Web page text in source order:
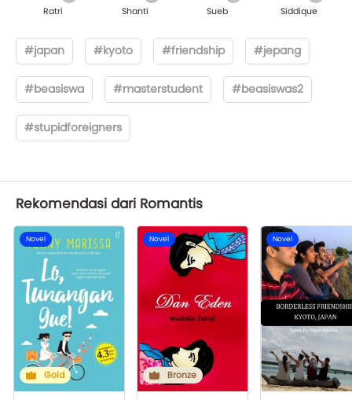
Ratri Shanti Sueb Siddique
#japan #kyoto #friendship #jepang
#beasiswa #masterstudent #beasiswas2
#stupidforeigners
Rekomendasi dari Romantis
Novel
Gold
Novel
Bronze
Novel